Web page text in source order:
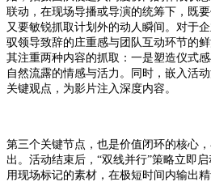
联动，在现场导播或导演的统筹下，既
又要敏锐抓取计划外的动人瞬间。对于
驭领导致辞的庄重感与团队互动环节的
其注重两种内容的抓取：一是塑造仪式
自然流露的情感与活力。同时，嵌入活
关键观点，为影片注入深度内容。
第三个关键节点，也是价值闭环的核心
出。活动结束后，“双线并行”策略立即
用现场标记的素材，在极短时间内输出